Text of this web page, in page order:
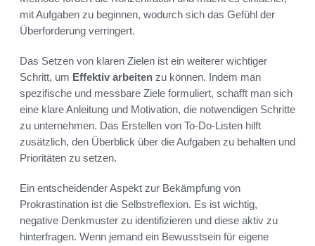
mit Aufgaben zu beginnen, wodurch sich das Gefühl der
Überforderung verringert.
Das Setzen von klaren Zielen ist ein weiterer wichtiger
Schritt, um Effektiv arbeiten zu können. Indem man
spezifische und messbare Ziele formuliert, schafft man sich
eine klare Anleitung und Motivation, die notwendigen Schritte
zu unternehmen. Das Erstellen von To-Do-Listen hilft
zusätzlich, den Überblick über die Aufgaben zu behalten und
Prioritäten zu setzen.
Ein entscheidender Aspekt zur Bekämpfung von
Prokrastination ist die Selbstreflexion. Es ist wichtig,
negative Denkmuster zu identifizieren und diese aktiv zu
hinterfragen. Wenn jemand ein Bewusstsein für eigene